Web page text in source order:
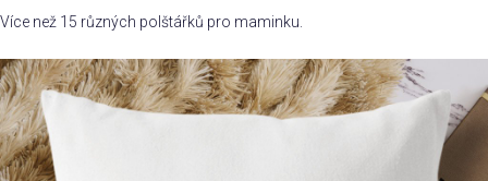
Více než 15 různých polštářků pro maminku.